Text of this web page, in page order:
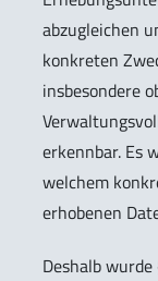
abzugleichen
konkreten
insbesondere
erkennbar. Es
welchem
erhobenen
Deshalb